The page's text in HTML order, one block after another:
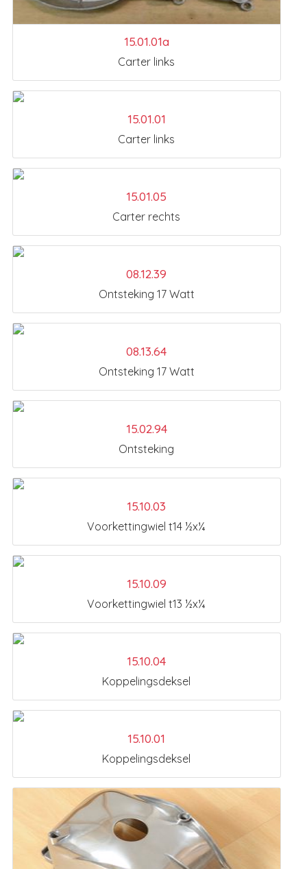
15.01.01a
Carter links
15.01.01
Carter links
15.01.05
Carter rechts
08.12.39
Ontsteking 17 Watt
08.13.64
Ontsteking 17 Watt
15.02.94
Ontsteking
15.10.03
Voorkettingwiel t14 ½x¼
15.10.09
Voorkettingwiel t13 ½x¼
15.10.04
Koppelingsdeksel
15.10.01
Koppelingsdeksel